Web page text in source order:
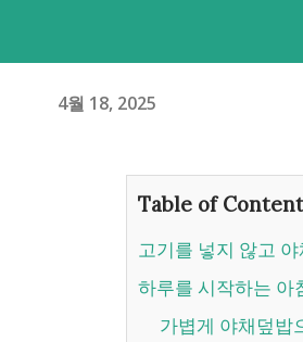
4월 18, 2025
Table of
고기를 넣지 않고
하루를 시작하는
가볍게 야채덮